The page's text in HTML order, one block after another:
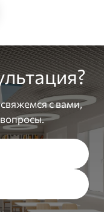
с вами,